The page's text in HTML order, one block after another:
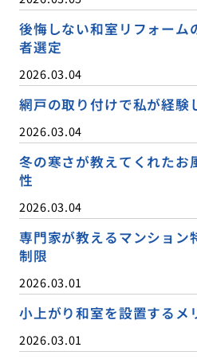
後悔しない和室リフォーム
者選定
2026.03.04
網戸の取り付けで私が経験
2026.03.04
冬の寒さが教えてくれたお
性
2026.03.04
専門家が教えるマンション
制限
2026.03.01
小上がり和室を設置するメ
2026.03.01